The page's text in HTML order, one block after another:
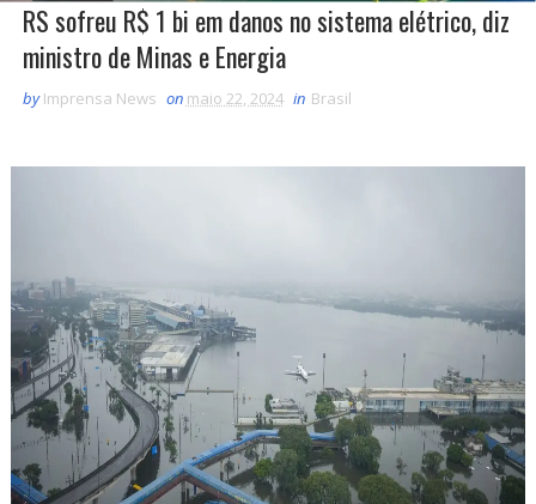
RS sofreu R$ 1 bi em danos no sistema elétrico, diz
ministro de Minas e Energia
by Imprensa News on maio 22, 2024 in Brasil